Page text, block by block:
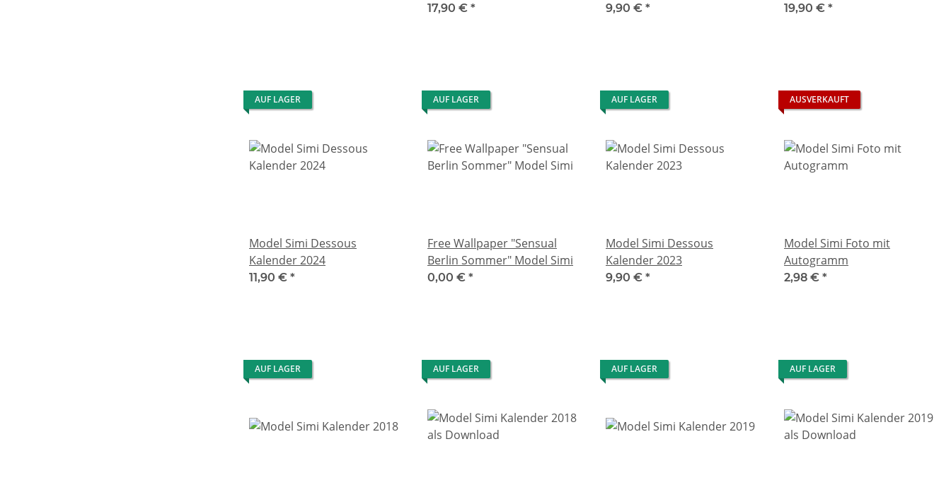
17,90 € * 9,90 € * 19,90 € *
AUF LAGER
Model Simi Dessous
Kalender 2024
11,90 € *
AUF LAGER
Free Wallpaper "Sensual
Berlin Sommer" Model Simi
0,00 € *
AUF LAGER
Model Simi Dessous
Kalender 2023
9,90 € *
AUSVERKAUFT
Model Simi Foto mit
Autogramm
2,98 € *
AUF LAGER AUF LAGER AUF LAGER AUF LAGER